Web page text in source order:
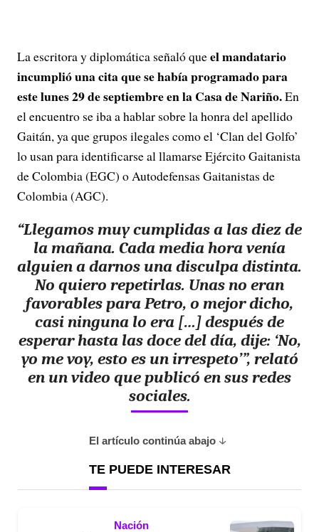
La escritora y diplomática señaló queel mandatario
incumplió una cita que se había programado para
este lunes 29 de septiembre en la Casa de Nariño.En
el encuentro se iba a hablar sobre la honra del apellido
Gaitán, ya que grupos ilegales como el ‘Clan del Golfo’
lo usan para identificarse al llamarse Ejército Gaitanista
de Colombia (EGC) o Autodefensas Gaitanistas de
Colombia (AGC).
“Llegamos muy cumplidas a las diez de
la mañana. Cada media hora venía
alguien a darnos una disculpa distinta.
No quiero repetirlas. Unas no eran
favorables para Petro, o mejor dicho,
casi ninguna lo era […] después de
esperar hasta las doce del día, dije: ‘No,
yo me voy, esto es un irrespeto’”, relató
en un video que publicó en sus redes
sociales.
El artículo continúa abajo
TE PUEDE INTERESAR
Nación